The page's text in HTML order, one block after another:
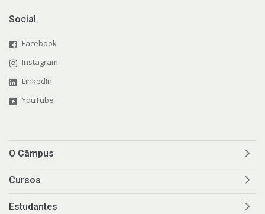
Social
Facebook
Instagram
LinkedIn
YouTube
O Câmpus
Cursos
Estudantes